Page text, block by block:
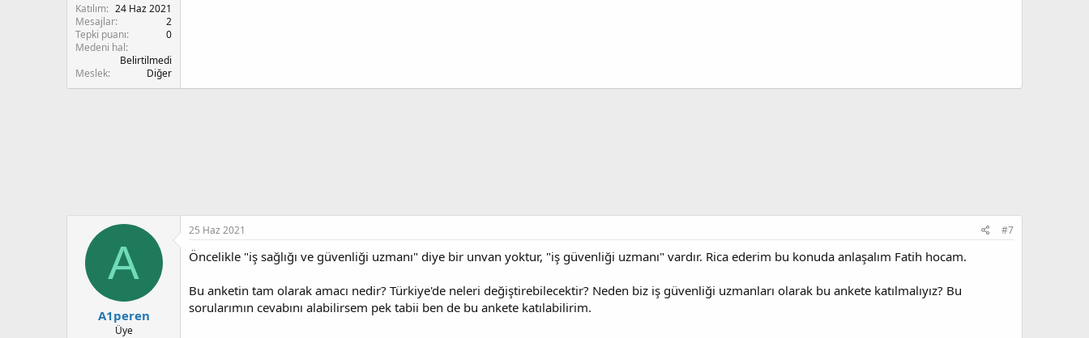
Katılım
24 Haz 2021
Mesajlar
2
Tepki puanı
0
Medeni hal
Belirtilmedi
Meslek
Diğer
A
A1peren
Üye
25 Haz 2021 #7
Öncelikle "iş sağlığı ve güvenliği uzmanı" diye bir unvan yoktur, "iş güvenliği uzmanı" vardır. Rica ederim bu konuda anlaşalım Fatih hocam.
Bu anketin tam olarak amacı nedir? Türkiye'de neleri değiştirebilecektir? Neden biz iş güvenliği uzmanları olarak bu ankete katılmalıyız? Bu
sorularımın cevabını alabilirsem pek tabii ben de bu ankete katılabilirim.